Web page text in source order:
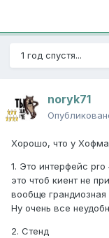
1 год спустя...
noryk71
Хорошо, что у
1. Это интерфейс
это чтоб киент не
вообще грандиозная
Ну очень все
2. Стенд